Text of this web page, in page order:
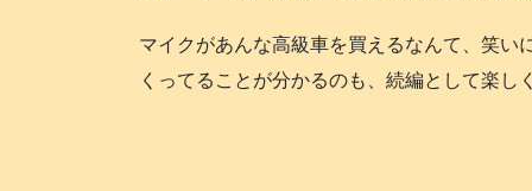
マイクがあんな高級車を買えるなんて、笑い
くってることが分かるのも、続編として楽し